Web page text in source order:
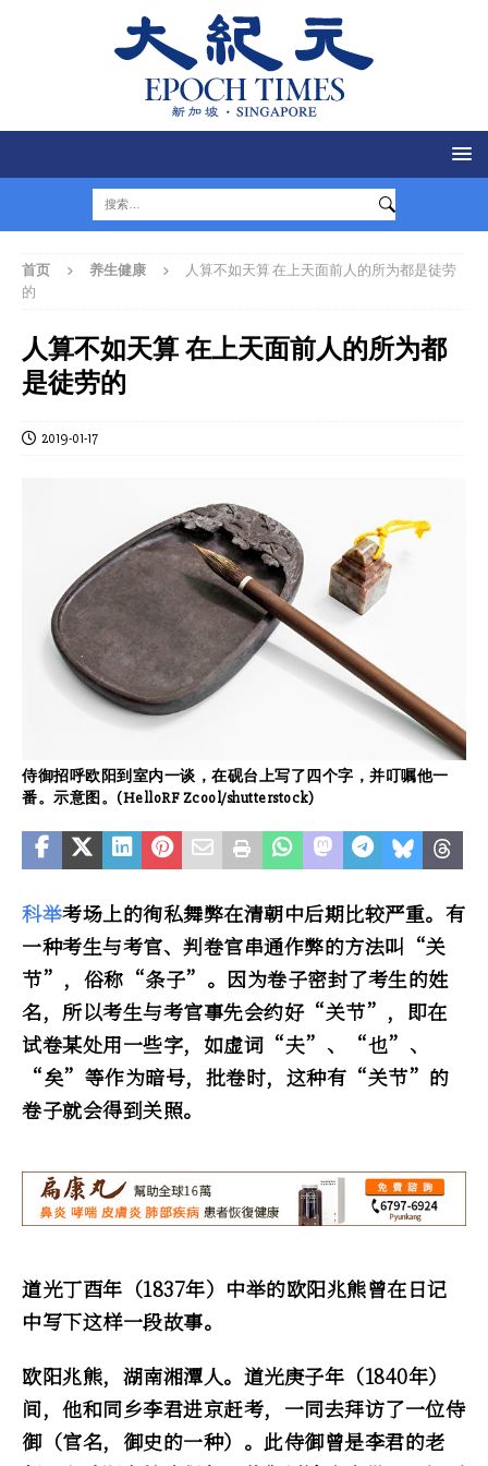
首页 养生健康
人算不如天算 在上天面前人的所为都是徒劳
的
人算不如天算 在上天面前人的所为都
是徒劳的
2019-01-17
侍御招呼欧阳到室内一谈，在砚台上写了四个字，并叮嘱他一
番。示意图。(HelloRF Zcool/shutterstock)
科举考场上的徇私舞弊在清朝中后期比较严重。有
一种考生与考官、判卷官串通作弊的方法叫“关
节”，俗称“条子”。因为卷子密封了考生的姓
名，所以考生与考官事先会约好“关节”，即在
试卷某处用一些字，如虚词“夫”、“也”、
“矣”等作为暗号，批卷时，这种有“关节”的
卷子就会得到关照。
道光丁酉年（1837年）中举的欧阳兆熊曾在日记
中写下这样一段故事。
欧阳兆熊，湖南湘潭人。道光庚子年（1840年）
间，他和同乡李君进京赶考，一同去拜访了一位侍
御（官名，御史的一种）。此侍御曾是李君的老